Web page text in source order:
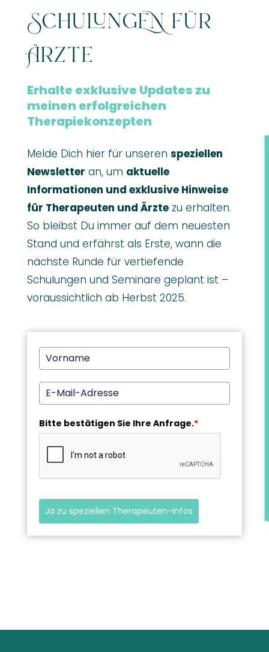
SchulungEN für
Ärzte
Erhalte exklusive Updates zu
meinen erfolgreichen
Therapiekonzepten
Melde Dich hier für unseren speziellen
Newsletter an, um aktuelle
Informationen und exklusive Hinweise
für Therapeuten und Ärztezu erhalten.
So bleibst Du immer auf dem neuesten
Stand und erfährst als Erste, wann die
nächste Runde für vertiefende
Schulungen und Seminare geplant ist –
voraussichtlich ab Herbst 2025.
Bitte bestätigen Sie Ihre Anfrage.*
Ja zu speziellen Therapeuten-Infos